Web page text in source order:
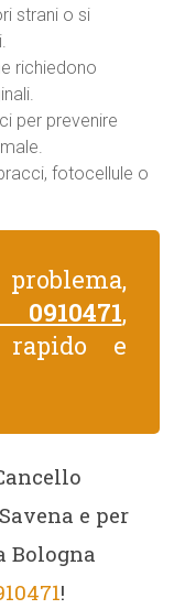
strani o si
richiedono
per prevenire
fotocellule o
0910471,
rapido e
e per
Bologna
!